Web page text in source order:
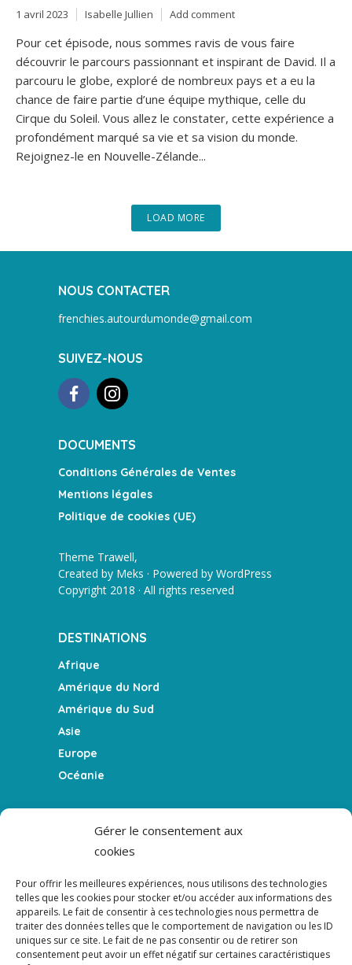
Gérer le consentement aux
cookies
Pour offrir les meilleures expériences, nous utilisons des technologies
telles que les cookies pour stocker et/ou accéder aux informations des
appareils. Le fait de consentir à ces technologies nous permettra de
traiter des données telles que le comportement de navigation ou les ID
uniques sur ce site. Le fait de ne pas consentir ou de retirer son
consentement peut avoir un effet négatif sur certaines caractéristiques
1 avril 2023 Isabelle Jullien Add comment
Pour cet épisode, nous sommes ravis de vous faire
découvrir le parcours passionnant et inspirant de David. Il a
parcouru le globe, exploré de nombreux pays et a eu la
chance de faire partie d’une équipe mythique, celle du
Cirque du Soleil. Vous allez le constater, cette expérience a
profondément marqué sa vie et sa vision du monde.
Rejoignez-le en Nouvelle-Zélande...
LOAD MORE
NOUS CONTACTER
frenchies.autourdumonde@gmail.com
SUIVEZ-NOUS
DOCUMENTS
Conditions Générales de Ventes
Mentions légales
Politique de cookies (UE)
Theme Trawell,
Created by Meks · Powered by WordPress
Copyright 2018 · All rights reserved
DESTINATIONS
Afrique
Amérique du Nord
Amérique du Sud
Asie
Europe
Océanie
FEATURES
Le blog
Témoigner
Le podcast